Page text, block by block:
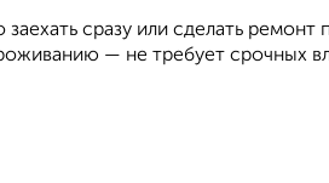
сразу или сделать
— не требует срочных